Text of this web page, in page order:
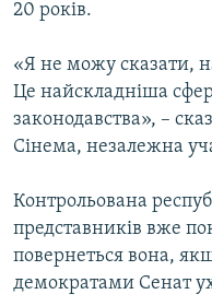
20 років.
«Я не можу сказати,
Це найскладніша
законодавства», –
Сінема, незалежна
Контрольована
представників вже
повернеться вона,
демократами Сенат